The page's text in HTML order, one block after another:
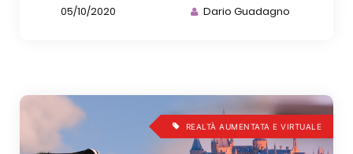
05/10/2020 Dario Guadagno
REALTÀ AUMENTATA E VIRTUALE